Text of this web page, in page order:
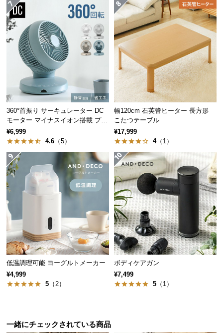
会
員
規
約
に
い
て
お
客
サ
ー
ト
お
知
ら
せ
グ
熱電効率 ◎
率良く温められる。
予熱時間 ◎
空気を温める対流加熱に比べ、
短時間で温まる。
クリーン ◎
空気を介さず粉塵が少ないため
クリーンな加熱に。
手元スイッチで楽々ON/OFF
電源のON/OFFを手元のスイッチで簡単に操作できま
す。シンプルで目立たず見た目もすっきり。
ファンモーターで隅々まで温かい
360°首振り サーキュレーター DC
モーター マイナスイオン搭載 プレ
ミアムタイプ
¥6,999
4.6 （5）
幅120cm 石英管ヒーター 長方形
こたつテーブル
¥17,999
4（1）
低温調理可能 ヨーグルトメーカー
¥4,999
5 （2）
ボディケアガン
¥7,499
5 （1）
一緒にチェックされている商品